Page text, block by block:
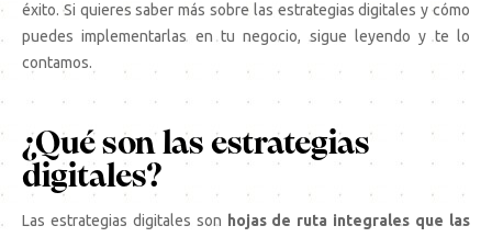
éxito. Si quieres saber más sobre las estrategias digitales y cómo
puedes implementarlas en tu negocio, sigue leyendo y te lo
contamos.
¿Qué son las estrategias
digitales?
Las estrategias digitales son hojas de ruta integrales que las